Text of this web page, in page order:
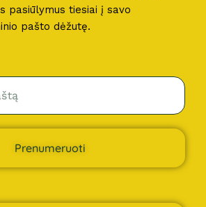
pasiūlymus tiesiai į savo
pašto dėžutę.
Prenumeruoti